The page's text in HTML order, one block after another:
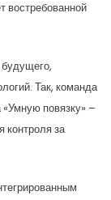
востребованной
Так, команда
повязку» –
контроля за